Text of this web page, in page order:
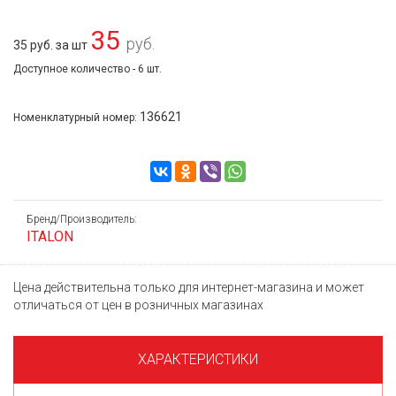
35 руб. за шт 35 руб.
Доступное количество - 6 шт.
Номенклатурный номер: 136621
Бренд/Производитель:
ITALON
Цена действительна только для интернет-магазина и может
отличаться от цен в розничных магазинах
ХАРАКТЕРИСТИКИ